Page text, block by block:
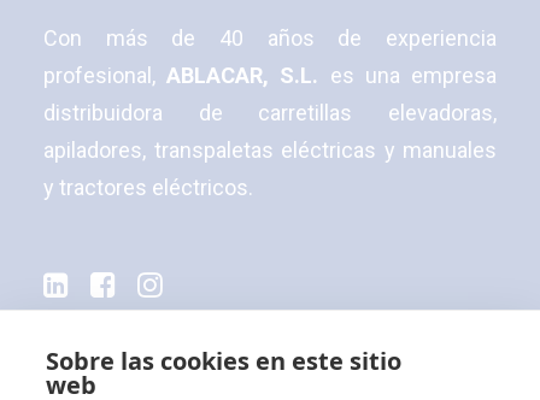
Con más de 40 años de experiencia
profesional,ABLACAR, S.L. es una empresa
distribuidora de carretillas elevadoras,
apiladores, transpaletas eléctricas y manuales
y tractores eléctricos.
Sobre las cookies en este sitio
web